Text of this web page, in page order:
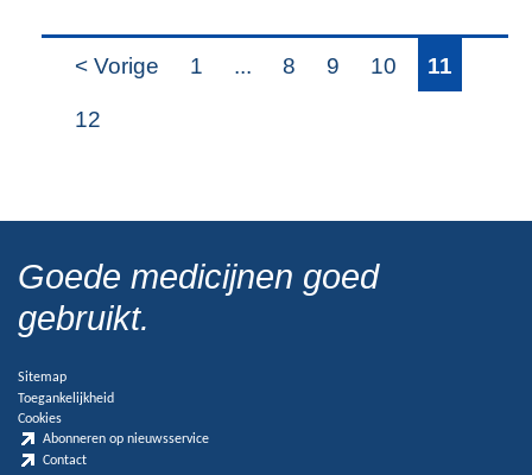
< Vorige 1 ... 8 9 10 11
12
Goede medicijnen goed
gebruikt.
Sitemap
Toegankelijkheid
Cookies
Abonneren op nieuwsservice
Contact